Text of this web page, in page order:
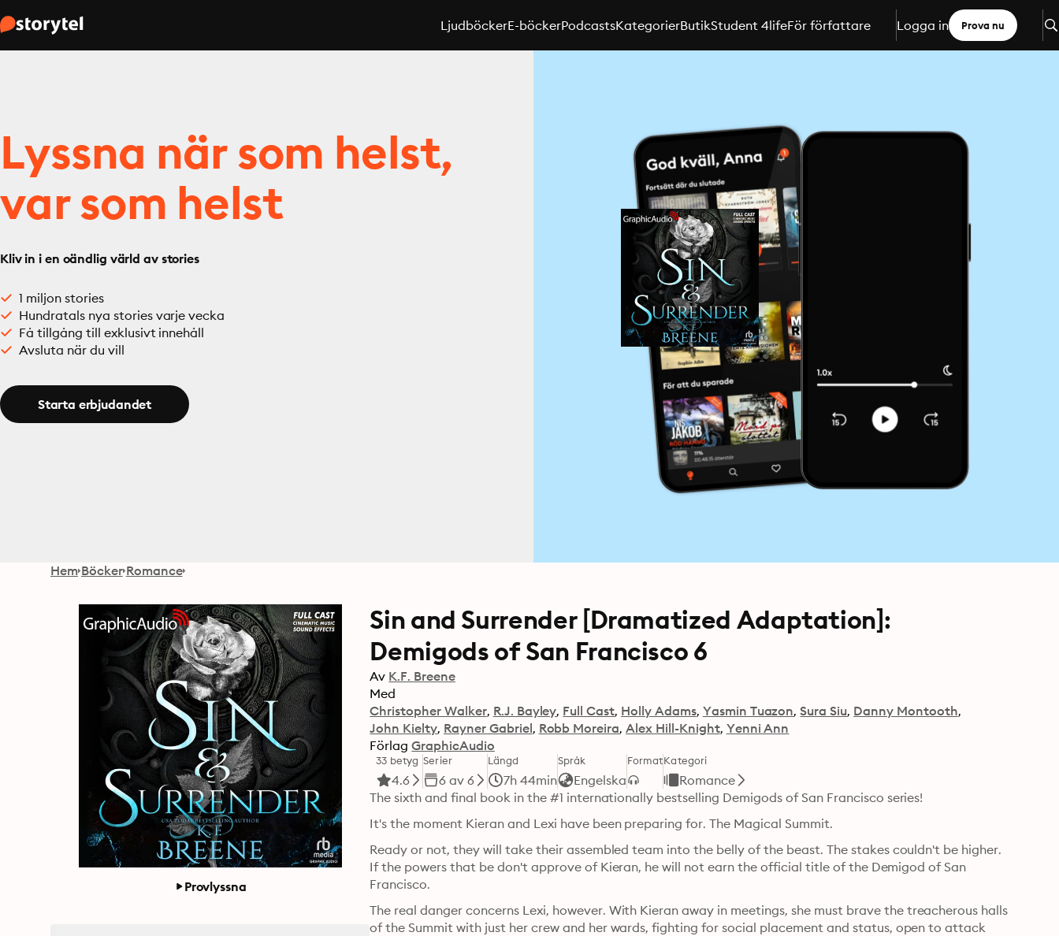
LjudböckerE-böckerPodcastsKategorierButikStudent 4lifeFör författare Logga in Prova nu
Lyssna när som helst,
var som helst
Kliv in i en oändlig värld av stories
1 miljon stories
Hundratals nya stories varje vecka
Få tillgång till exklusivt innehåll
Avsluta när du vill
Starta erbjudandet
Hem Böcker Romance
Provlyssna
Sin and Surrender [Dramatized Adaptation]:
Demigods of San Francisco 6
Av K.F. Breene
Med
Christopher Walker R.J. Bayley Full Cast Holly Adams Yasmin Tuazon Sura Siu Danny Montooth
John Kielty Rayner Gabriel Robb Moreira Alex Hill-Knight Yenni Ann
Förlag GraphicAudio
33 betyg
4.6
Serier
6 av 6
Längd
7h 44min
Språk
Engelska
FormatKategori
Romance
The sixth and final book in the #1 internationally bestselling Demigods of San Francisco series!
It's the moment Kieran and Lexi have been preparing for. The Magical Summit.
Ready or not, they will take their assembled team into the belly of the beast. The stakes couldn't be higher.
If the powers that be don't approve of Kieran, he will not earn the official title of the Demigod of San
Francisco.
The real danger concerns Lexi, however. With Kieran away in meetings, she must brave the treacherous halls
of the Summit with just her crew and her wards, fighting for social placement and status, open to attack